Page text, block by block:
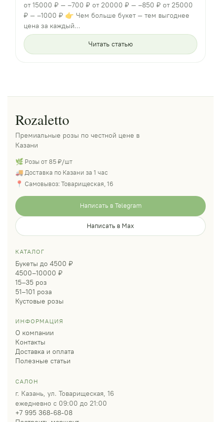
от 15000 ₽ — –700 ₽ от 20000 ₽ — –850 ₽ от 25000
₽ — –1000 ₽ 👉 Чем больше букет — тем выгоднее
цена за каждый...
Читать статью
Rozaletto
Премиальные розы по честной цене в
Казани
🌿 Розы от 85 ₽/шт
🚚 Доставка по Казани за 1 час
📍 Самовывоз: Товарищеская, 16
Написать в Telegram
Написать в Max
КАТАЛОГ
Букеты до 4500 ₽
4500–10000 ₽
15–35 роз
51–101 роза
Кустовые розы
ИНФОРМАЦИЯ
О компании
Контакты
Доставка и оплата
Полезные статьи
САЛОН
г. Казань, ул. Товарищеская, 16
ежедневно с 09:00 до 21:00
+7 995 368-68-08